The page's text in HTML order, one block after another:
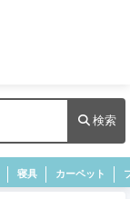
検索
寝具 カーペット